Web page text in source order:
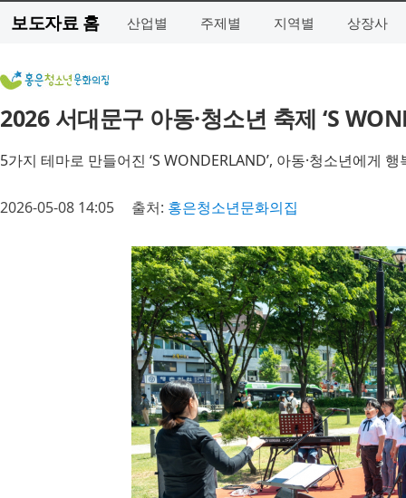
보도자료 홈 산업별 주제별 지역별 상장사
2026 서대문구 아동·청소년 축제 ‘S
5가지 테마로 만들어진 ‘S WONDERLAND’, 아동·청소년에게
2026-05-08 14:05 출처: 홍은청소년문화의집